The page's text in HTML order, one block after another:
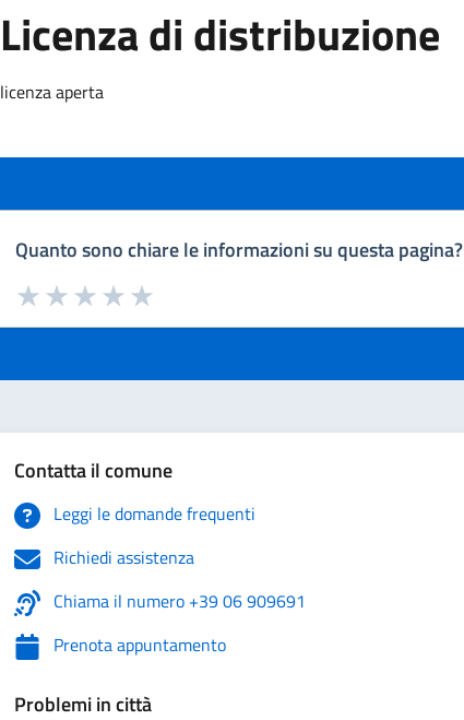
Licenza di distribuzione
licenza aperta
Quanto sono chiare le informazioni su questa pagina?
Valuta da 1 a 5 stelle la pagina
Valuta 5 stelle su 5
Valuta 4 stelle su 5
Valuta 3 stelle su 5
Valuta 2 stelle su 5
Valuta 1 stelle su 5
Contatta il comune
Leggi le domande frequenti
Richiedi assistenza
Chiama il numero +39 06 909691
Prenota appuntamento
Problemi in città